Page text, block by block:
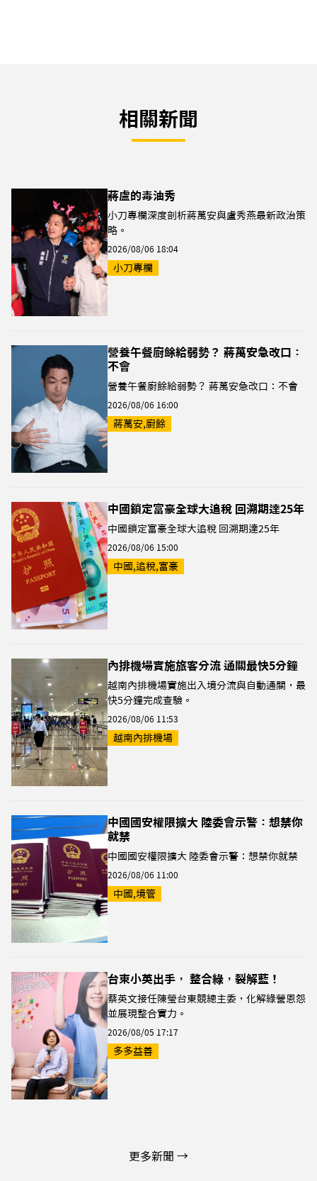
相關新聞
蔣盧的毒油秀
小刀專欄深度剖析蔣萬安與盧秀燕最新政治策
略。
2026/08/06 18:04
小刀專欄
營養午餐廚餘給弱勢？ 蔣萬安急改口：
不會
營養午餐廚餘給弱勢？ 蔣萬安急改口：不會
2026/08/06 16:00
蔣萬安,廚餘
中國鎖定富豪全球大追稅 回溯期達25年
中國鎖定富豪全球大追稅 回溯期達25年
2026/08/06 15:00
中國,追稅,富豪
內排機場實施旅客分流 通關最快5分鐘
越南內排機場實施出入境分流與自動通關，最
快5分鐘完成查驗。
2026/08/06 11:53
越南內排機場
中國國安權限擴大 陸委會示警：想禁你
就禁
中國國安權限擴大 陸委會示警：想禁你就禁
2026/08/06 11:00
中國,境管
台東小英出手， 整合綠，裂解藍！
蔡英文接任陳瑩台東競總主委，化解綠營恩怨
並展現整合實力。
2026/08/05 17:17
多多益善
更多新聞 →